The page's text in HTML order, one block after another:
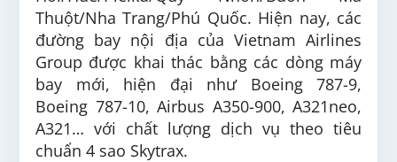
Thuột/Nha Trang/Phú Quốc. Hiện nay, các
đường bay nội địa của Vietnam Airlines
Group được khai thác bằng các dòng máy
bay mới, hiện đại như Boeing 787-9,
Boeing 787-10, Airbus A350-900, A321neo,
A321… với chất lượng dịch vụ theo tiêu
chuẩn 4 sao Skytrax.